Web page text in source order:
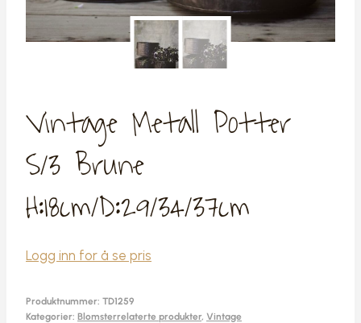
Vintage Metall Potter
S/3 Brune
H:18cm/D:29/34/37cm
Logg inn for å se pris
Produktnummer: TD1259
Kategorier: Blomsterrelaterte produkter, Vintage